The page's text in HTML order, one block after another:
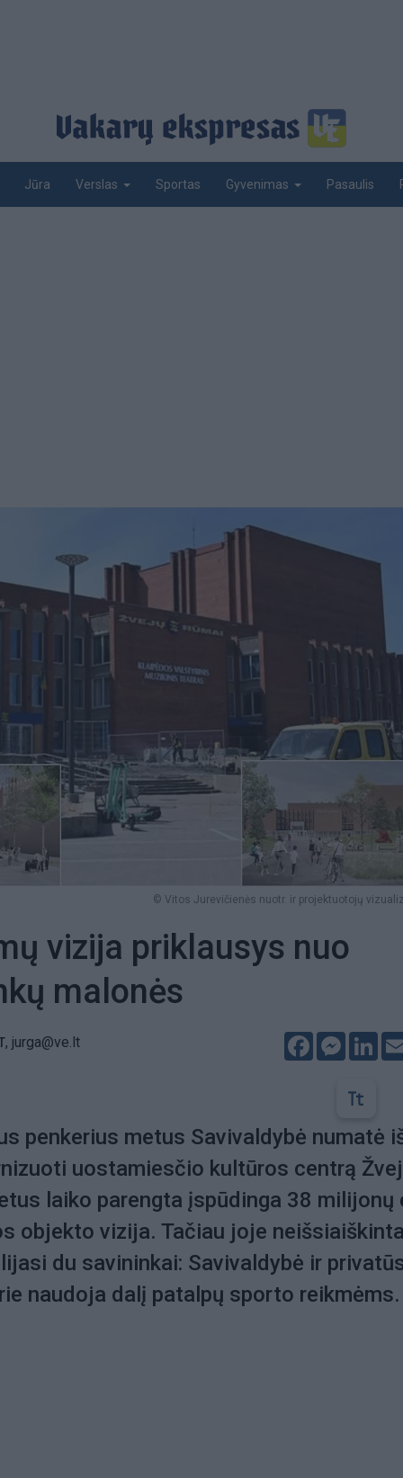
Jūra Verslas Sportas Gyvenimas Pasaulis
© Vitos Jurevičienės nuotr. ir projektuotojų
vizija priklausys nuo
malonės
, jurga@ve.lt Facebook
penkerius metus Savivaldybė numatė
uostamiesčio kultūros centrą
laiko parengta įspūdinga 38 milijonų
objekto vizija. Tačiau joje
du savininkai: Savivaldybė ir
naudoja dalį patalpų sporto reikmėms.